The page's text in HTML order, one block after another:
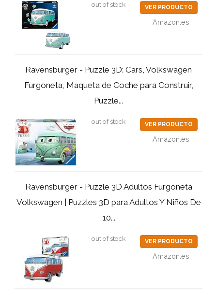
out of stock VER PRODUCTO
Amazon.es
Ravensburger - Puzzle 3D: Cars, Volkswagen
Furgoneta, Maqueta de Coche para Construir,
Puzzle...
out of stock VER PRODUCTO
Amazon.es
Ravensburger - Puzzle 3D Adultos Furgoneta
Volkswagen | Puzzles 3D para Adultos Y Niños De
10...
out of stock VER PRODUCTO
Amazon.es